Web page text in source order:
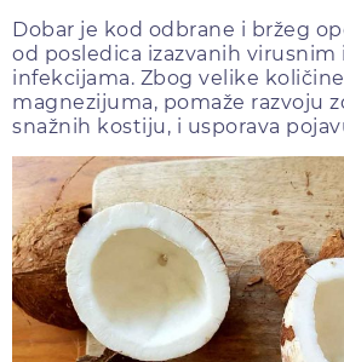
Dobar je kod odbrane i bržeg
od posledica izazvanih
infekcijama. Zbog velike
magnezijuma, pomaže razvoju
snažnih kostiju, i usporava